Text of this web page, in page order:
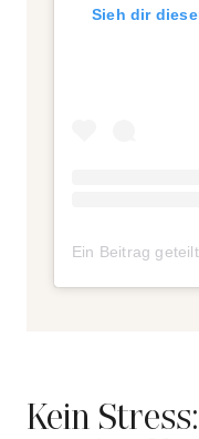
Sieh dir
Kein